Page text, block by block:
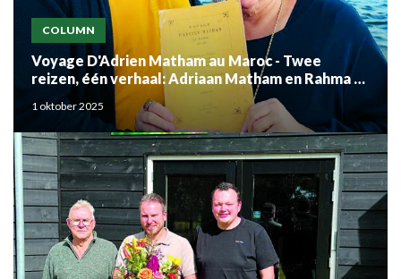
COLUMN
Voyage D'Adrien Matham au Maroc - Twee
reizen, één verhaal: Adriaan Matham en Rahma el
Mouden
1 oktober 2025